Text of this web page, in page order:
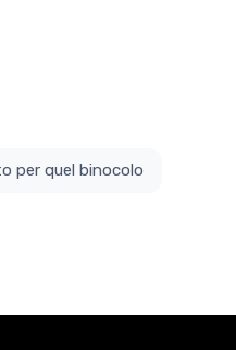
per quel binocolo